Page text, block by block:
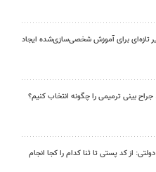
تازه‌ای برای آموزش شخصی‌سازی‌شده ایجاد
بینی ترمیمی را چگونه انتخاب کنیم؟
از کد پستی تا ثنا کدام را کجا انجام